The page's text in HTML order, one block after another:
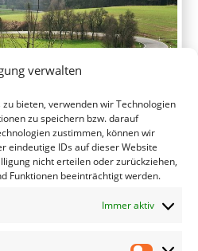
verwalten
bieten, verwenden wir Technologien
zu speichern bzw. darauf
zustimmen, können wir
eindeutige IDs auf dieser Website
nicht erteilen oder zurückziehen,
Funktionen beeinträchtigt werden.
Immer aktiv